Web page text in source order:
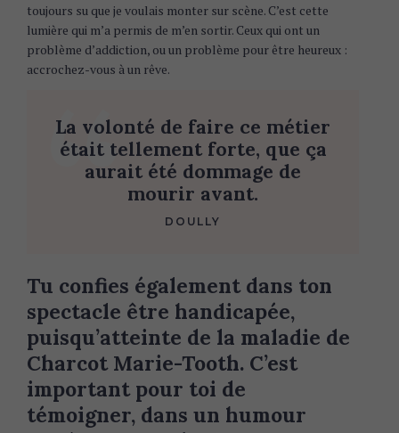
toujours su que je voulais monter sur scène. C’est cette
lumière qui m’a permis de m’en sortir. Ceux qui ont un
problème d’addiction, ou un problème pour être heureux :
accrochez-vous à un rêve.
La volonté de faire ce métier
était tellement forte, que ça
aurait été dommage de
mourir avant.
DOULLY
Tu confies également dans ton
spectacle être handicapée,
puisqu’atteinte de la maladie de
Charcot Marie-Tooth. C’est
important pour toi de
témoigner, dans un humour
h